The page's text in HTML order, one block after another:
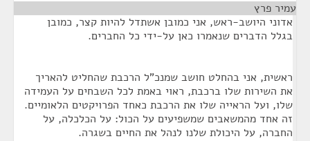
עמיר פרץ
אדוני היושב-ראש, אני כמובן אשתדל להיות קצר, כמובן
בגלל הדברים שנאמרו כאן על-ידי כל החברים.
ראשית, אני בהחלט חושב שמנכ"ל הרכבת שהחליט להאריך
את השירות שלו ברכבת, ראוי באמת לכל השבחים על העמידה
שלו, ועל הראייה שלו את הרכבת כאחד הפרויקטים הלאומיים.
זה אחד מהמשאבים שמשפיעים על הכול: על הכלכלה, על
החברה, על היכולת שלנו לנהל את החיים בשגרה.